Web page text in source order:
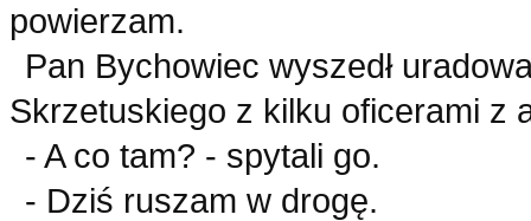
powierzam.
Pan Bychowiec wyszedł
Skrzetuskiego z kilku oficerami z
- A co tam? - spytali go.
- Dziś ruszam w drogę.